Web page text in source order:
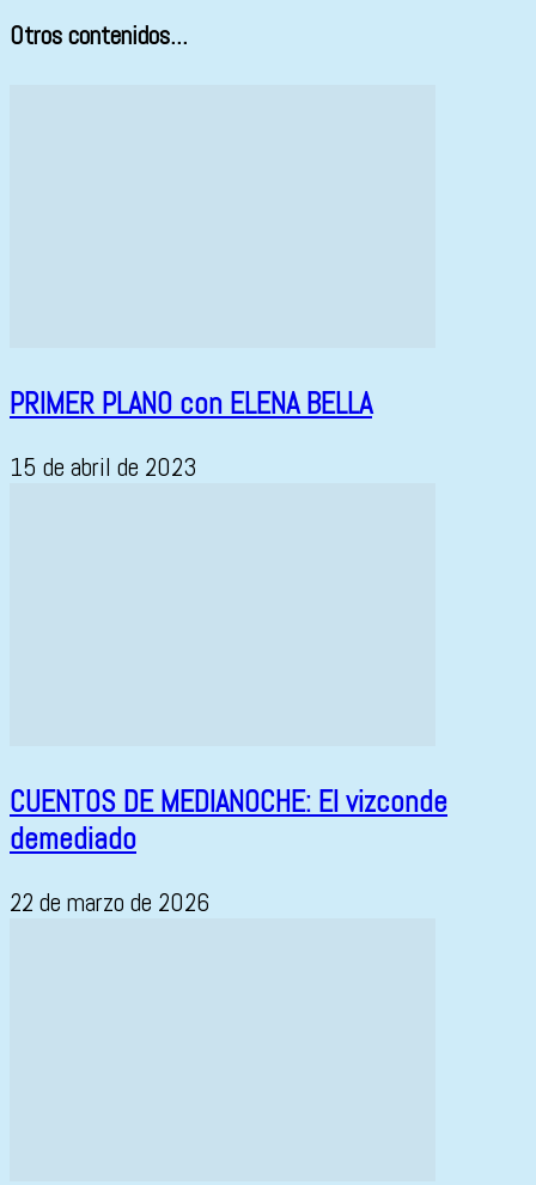
Otros contenidos...
PRIMER PLANO con ELENA BELLA
15 de abril de 2023
CUENTOS DE MEDIANOCHE: El vizconde
demediado
22 de marzo de 2026